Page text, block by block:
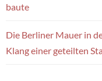
baute
Die Berliner Mauer in
Klang einer geteilten